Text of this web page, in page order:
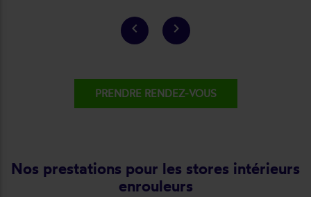
keyboard_arrow_left keyboard_arrow_right
PRENDRE RENDEZ-VOUS
Nos prestations pour les stores intérieurs
enrouleurs